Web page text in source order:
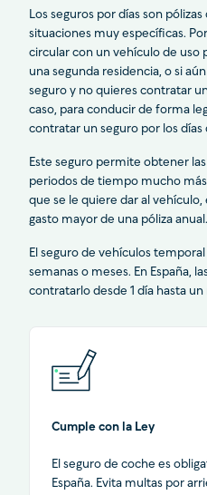
Los seguros por días son
situaciones muy específicas.
circular con un vehículo de uso
una segunda residencia, o si
seguro y no quieres contratar
caso, para conducir de forma
contratar un seguro por los días
Este seguro permite obtener
periodos de tiempo mucho
que se le quiere dar al
gasto mayor de una póliza anual.
El seguro de vehículos
semanas o meses. En España,
contratarlo desde 1 día hasta
Cumple con la Ley
El seguro de coche es
España. Evita multas por